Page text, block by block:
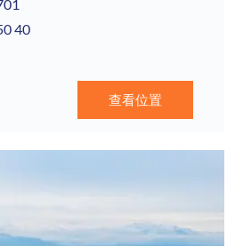
40
查看位置